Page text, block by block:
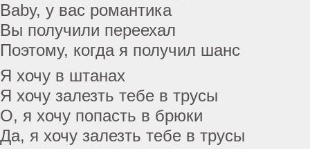
Baby, у вас романтика
Вы получили переехал
Поэтому, когда я получил шанс
Я хочу в штанах
Я хочу залезть тебе в трусы
О, я хочу попасть в брюки
Да, я хочу залезть тебе в трусы